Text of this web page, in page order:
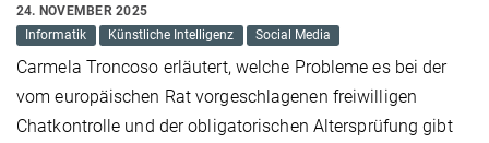
24. NOVEMBER 2025
Informatik
Künstliche Intelligenz Social Media
Carmela Troncoso erläutert, welche Probleme es bei der
vom europäischen Rat vorgeschlagenen freiwilligen
Chatkontrolle und der obligatorischen Altersprüfung gibt